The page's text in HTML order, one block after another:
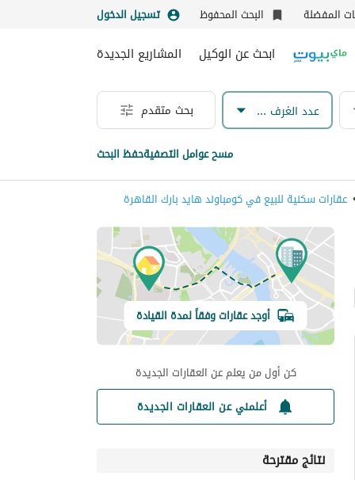
المفضلة البحث المحفوظ تسجيل الدخول
ابحث عن الوكيل المشاريع الجديدة
عدد الغرف & الحمامات بحث متقدم
مسح عوامل التصفيةحفظ البحث
عقارات سكنية للبيع في كومباوند هايد بارك القاهرة
أوجد عقارات وفقاً لمدة القيادة
كن أول من يعلم عن العقارات الجديدة
أعلمني عن العقارات الجديدة
نتائج مقترحة